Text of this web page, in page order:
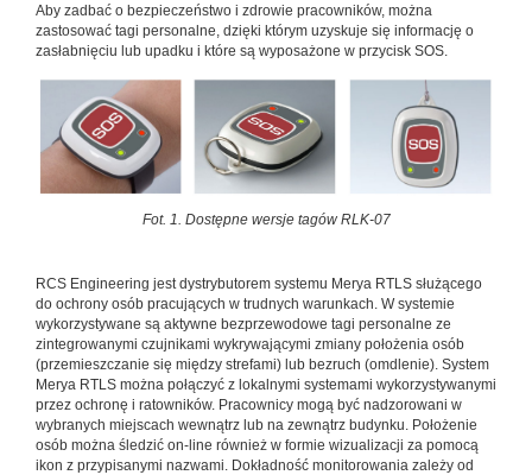
Aby zadbać o bezpieczeństwo i zdrowie pracowników, można
zastosować tagi personalne, dzięki którym uzyskuje się informację o
zasłabnięciu lub upadku i które są wyposażone w przycisk SOS.
Fot. 1. Dostępne wersje tagów RLK-07
RCS Engineering jest dystrybutorem systemu Merya RTLS służącego
do ochrony osób pracujących w trudnych warunkach. W systemie
wykorzystywane są aktywne bezprzewodowe tagi personalne ze
zintegrowanymi czujnikami wykrywającymi zmiany położenia osób
(przemieszczanie się między strefami) lub bezruch (omdlenie). System
Merya RTLS można połączyć z lokalnymi systemami wykorzystywanymi
przez ochronę i ratowników. Pracownicy mogą być nadzorowani w
wybranych miejscach wewnątrz lub na zewnątrz budynku. Położenie
osób można śledzić on-line również w formie wizualizacji za pomocą
ikon z przypisanymi nazwami. Dokładność monitorowania zależy od